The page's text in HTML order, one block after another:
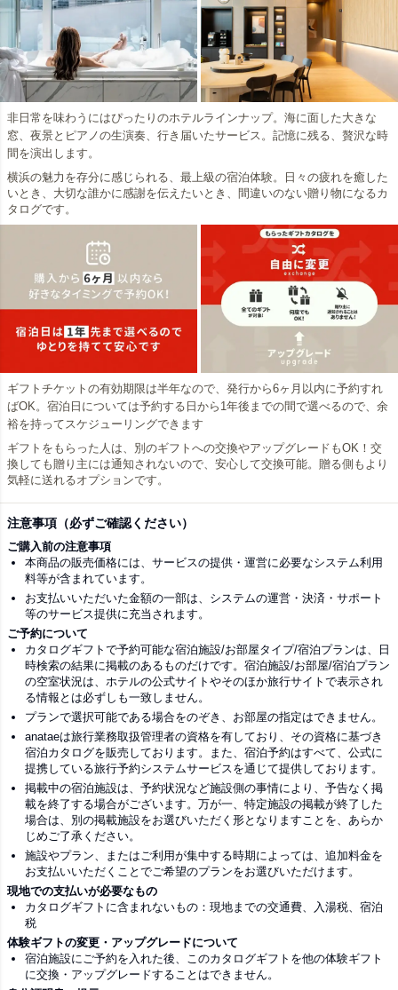
非日常を味わうにはぴったりのホテルラインナップ。海に面した大きな
窓、夜景とピアノの生演奏、行き届いたサービス。記憶に残る、贅沢な時
間を演出します。
横浜の魅力を存分に感じられる、最上級の宿泊体験。日々の疲れを癒した
いとき、大切な誰かに感謝を伝えたいとき、間違いのない贈り物になるカ
タログです。
ギフトチケットの有効期限は半年なので、発行から6ヶ月以内に予約すれ
ばOK。宿泊日については予約する日から1年後までの間で選べるので、余
裕を持ってスケジューリングできます
ギフトをもらった人は、別のギフトへの交換やアップグレードもOK！交
換しても贈り主には通知されないので、安心して交換可能。贈る側もより
気軽に送れるオプションです。
注意事項（必ずご確認ください）
ご購入前の注意事項
本商品の販売価格には、サービスの提供・運営に必要なシステム利用
料等が含まれています。
お支払いいただいた金額の一部は、システムの運営・決済・サポート
等のサービス提供に充当されます。
ご予約について
カタログギフトで予約可能な宿泊施設/お部屋タイプ/宿泊プランは、日
時検索の結果に掲載のあるものだけです。宿泊施設/お部屋/宿泊プラン
の空室状況は、ホテルの公式サイトやそのほか旅行サイトで表示され
る情報とは必ずしも一致しません。
プランで選択可能である場合をのぞき、お部屋の指定はできません。
anataeは旅行業務取扱管理者の資格を有しており、その資格に基づき
宿泊カタログを販売しております。また、宿泊予約はすべて、公式に
提携している旅行予約システムサービスを通じて提供しております。
掲載中の宿泊施設は、予約状況など施設側の事情により、予告なく掲
載を終了する場合がございます。万が一、特定施設の掲載が終了した
場合は、別の掲載施設をお選びいただく形となりますことを、あらか
じめご了承ください。
施設やプラン、またはご利用が集中する時期によっては、追加料金を
お支払いいただくことでご希望のプランをお選びいただけます。
現地での支払いが必要なもの
カタログギフトに含まれないもの：現地までの交通費、入湯税、宿泊
税
体験ギフトの変更・アップグレードについて
宿泊施設にご予約を入れた後、このカタログギフトを他の体験ギフト
に交換・アップグレードすることはできません。